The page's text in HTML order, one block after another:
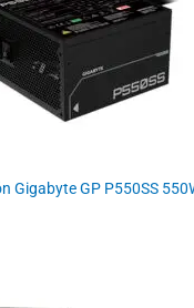
Gigabyte GP P550SS